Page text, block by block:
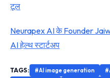
टूल
Neurapex AI के Founder
AI हेल्थ स्टार्टअप
TAGS: #AI image generation